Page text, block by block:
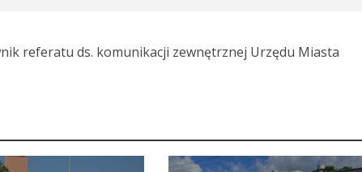
referatu ds. komunikacji zewnętrznej Urzędu Miasta